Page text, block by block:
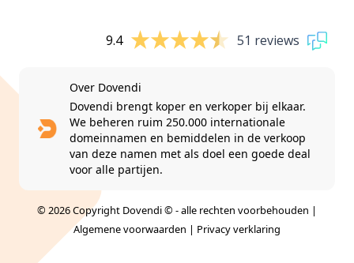
9.4 51 reviews
Over Dovendi
Dovendi brengt koper en verkoper bij elkaar.
We beheren ruim 250.000 internationale
domeinnamen en bemiddelen in de verkoop
van deze namen met als doel een goede deal
voor alle partijen.
© 2026 Copyright Dovendi © - alle rechten voorbehouden |
Algemene voorwaarden | Privacy verklaring